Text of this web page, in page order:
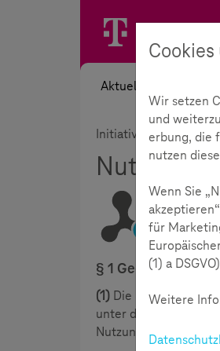
Aktuelles
Initiative
§ 1 Gegenstand
(1) Die
unter der URL
Nutzung des
Wir setzen
und
erbung, die
nutzen
Wenn Sie
für
(1) a
Weitere